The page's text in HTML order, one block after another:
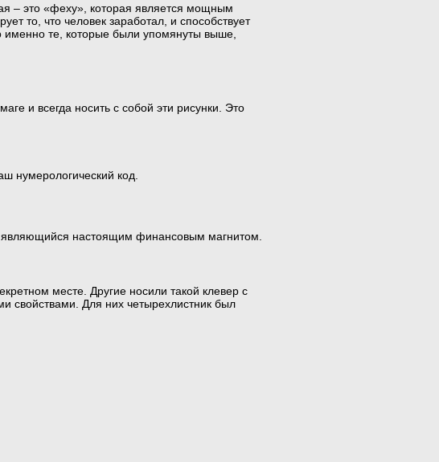
– это «феху», которая является мощным
то, что человек заработал, и способствует
именно те, которые были упомянуты выше,
и всегда носить с собой эти рисунки. Это
нумерологический код.
являющийся настоящим финансовым магнитом.
месте. Другие носили такой клевер с
свойствами. Для них четырехлистник был